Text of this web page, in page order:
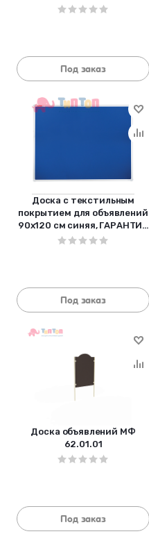
черная, BRAUBERG "SOLID",
Под заказ
Доска c текстильным
покрытием для объявлений
90х120 см синяя, ГАРАНТИЯ
10 ЛЕТ, РОССИЯ, BRAUBERG,
Под заказ
Доска объявлений МФ
62.01.01
Под заказ